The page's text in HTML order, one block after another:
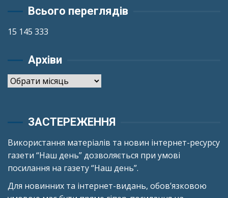
Всього переглядів
15 145 333
Архіви
Архіви
ЗАСТЕРЕЖЕННЯ
Використання матеріалів та новин інтернет-ресурсу
газети “Наш день” дозволяється при умові
посилання на газету “Наш день”.
Для новинних та інтернет-видань, обов’язковою